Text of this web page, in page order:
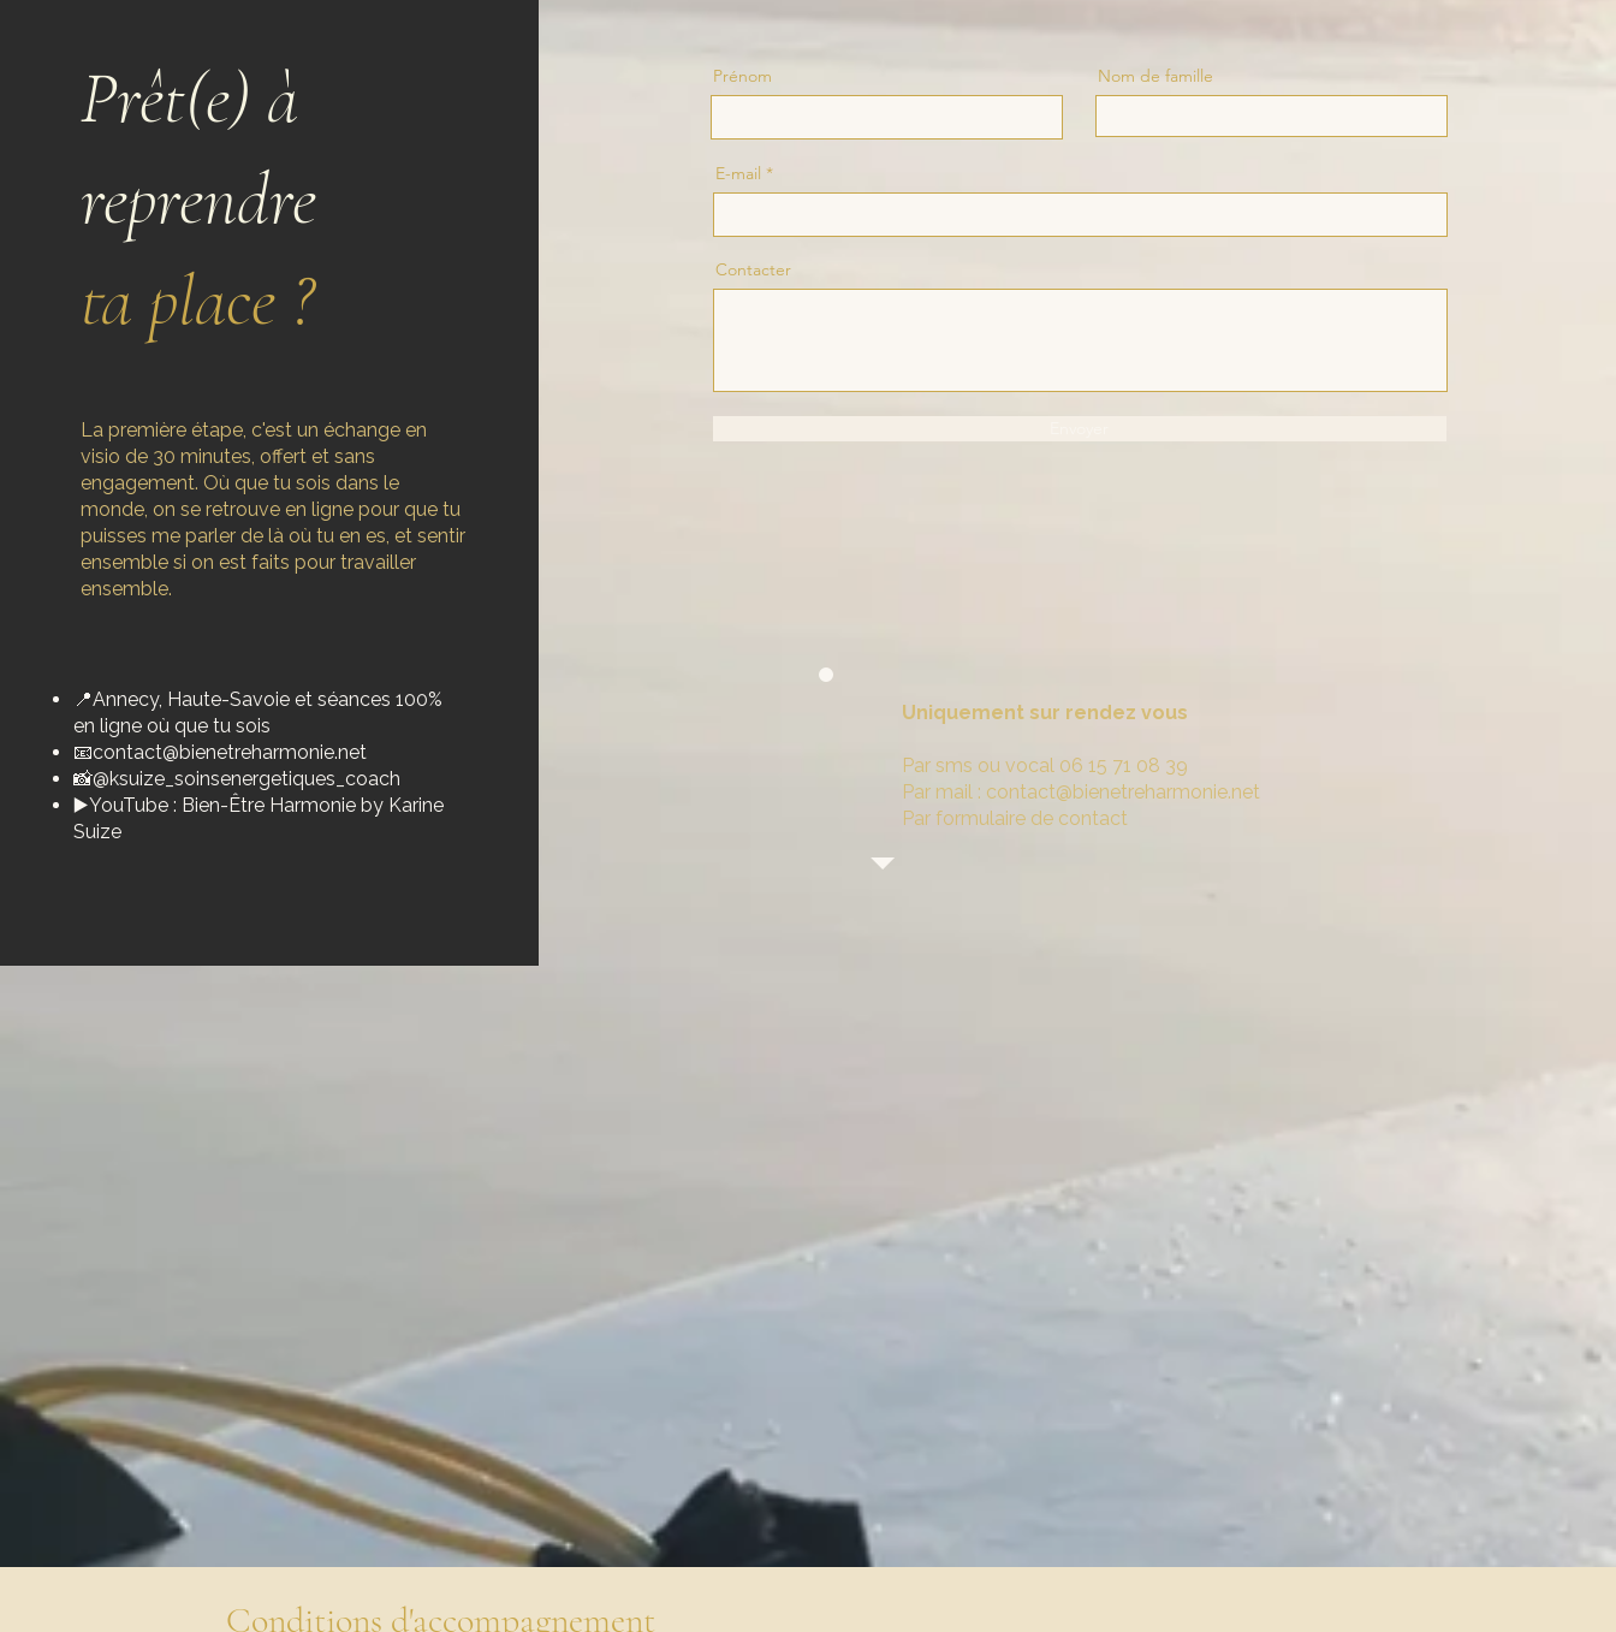
Prêt(e) à
reprendre
ta place ?
La première étape, c'est un échange en
visio de 30 minutes, offert et sans
engagement. Où que tu sois dans le
monde, on se retrouve en ligne pour que tu
puisses me parler de là où tu en es, et sentir
ensemble si on est faits pour travailler
ensemble.
📍Annecy, Haute-Savoie et séances 100%
en ligne où que tu sois
📧contact@bienetreharmonie.net
📸@ksuize_soinsenergetiques_coach
▶️YouTube : Bien-Être Harmonie by Karine
Suize
Prénom Nom de famille
E-mail
Contacter
Uniquement sur rendez vous
Par sms ou vocal 06 15 71 08 39
Par mail : contact@bienetreharmonie.net
Par formulaire de contact
Conditions d'accompagnement